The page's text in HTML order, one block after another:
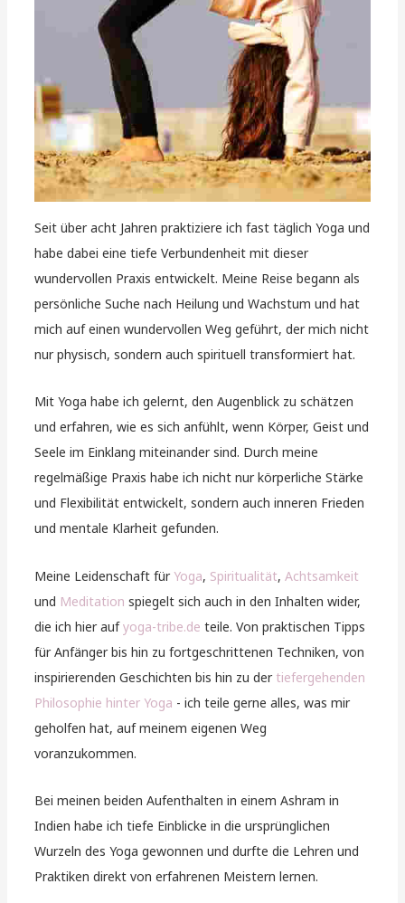
Seit über acht Jahren praktiziere ich fast täglich Yoga und
habe dabei eine tiefe Verbundenheit mit dieser
wundervollen Praxis entwickelt. Meine Reise begann als
persönliche Suche nach Heilung und Wachstum und hat
mich auf einen wundervollen Weg geführt, der mich nicht
nur physisch, sondern auch spirituell transformiert hat.
Mit Yoga habe ich gelernt, den Augenblick zu schätzen
und erfahren, wie es sich anfühlt, wenn Körper, Geist und
Seele im Einklang miteinander sind. Durch meine
regelmäßige Praxis habe ich nicht nur körperliche Stärke
und Flexibilität entwickelt, sondern auch inneren Frieden
und mentale Klarheit gefunden.
Meine Leidenschaft für Yoga, Spiritualität,Achtsamkeit
und Meditation spiegelt sich auch in den Inhalten wider,
die ich hier aufyoga-tribe.de teile. Von praktischen Tipps
für Anfänger bis hin zu fortgeschrittenen Techniken, von
inspirierenden Geschichten bis hin zu der tiefergehenden
Philosophie hinter Yoga - ich teile gerne alles, was mir
geholfen hat, auf meinem eigenen Weg
voranzukommen.
Bei meinen beiden Aufenthalten in einem Ashram in
Indien habe ich tiefe Einblicke in die ursprünglichen
Wurzeln des Yoga gewonnen und durfte die Lehren und
Praktiken direkt von erfahrenen Meistern lernen.